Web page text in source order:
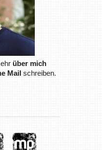
über mich
Mail schreiben.